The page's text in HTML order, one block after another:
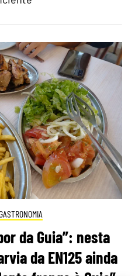
da Guia”: nesta
da EN125 ainda